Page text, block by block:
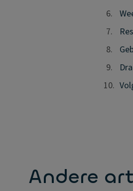
6.
6.
7.
7.
8.
8.
9.
9.
10.
10.
Andere